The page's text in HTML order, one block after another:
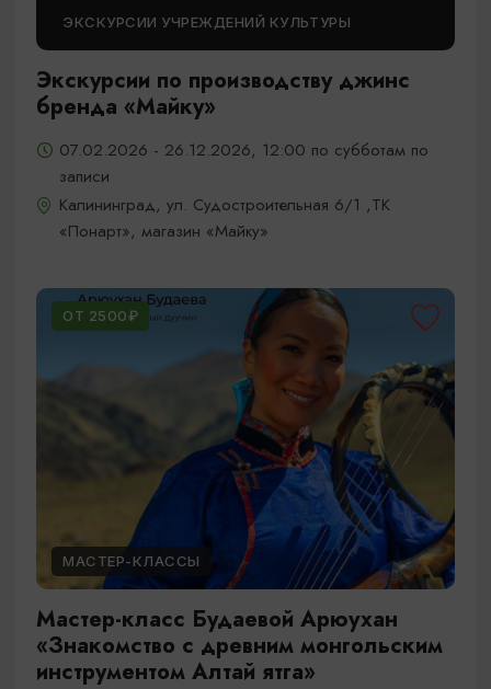
ЭКСКУРСИИ УЧРЕЖДЕНИЙ КУЛЬТУРЫ
Экскурсии по производству джинс
бренда «Майку»
07.02.2026 - 26.12.2026, 12:00 по субботам по
записи
Калининград, ул. Судостроительная 6/1 ,ТК
«Понарт», магазин «Майку»
ОТ 2500₽
МАСТЕР-КЛАССЫ
Мастер-класс Будаевой Арюухан
«Знакомство с древним монгольским
инструментом Алтай ятга»